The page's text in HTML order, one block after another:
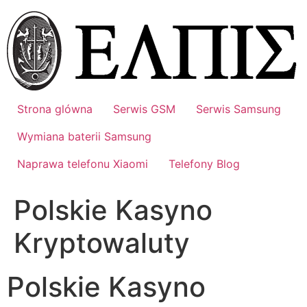
Przejdź
do
treści
Strona glówna Serwis GSM
Serwis Samsung
Wymiana baterii Samsung
Naprawa telefonu Xiaomi
Telefony Blog
Polskie Kasyno
Kryptowaluty
Polskie Kasyno